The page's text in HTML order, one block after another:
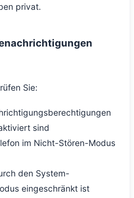
privat.
Sie:
sind
im Nicht-Stören-Modus
den System-
eingeschränkt ist